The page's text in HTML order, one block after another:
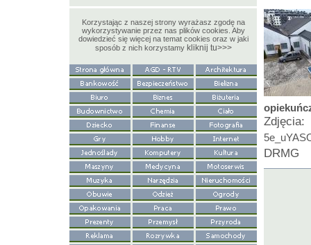
DRMG
Korzystając z naszej strony wyrażasz zgodę na
wykorzystywanie przez nas plików cookies. Aby
dowiedzieć się więcej na temat cookies oraz w jaki
sposób z nich korzystamy kliknij tu>>>